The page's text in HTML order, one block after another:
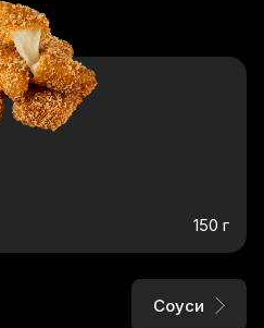
150 г
Соуси